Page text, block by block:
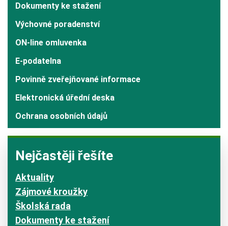
Dokumenty ke stažení
Výchovné poradenství
ON-line omluvenka
E-podatelna
Povinně zveřejňované informace
Elektronická úřední deska
Ochrana osobních údajů
Nejčastěji řešíte
Aktuality
Zájmové kroužky
Školská rada
Dokumenty ke stažení